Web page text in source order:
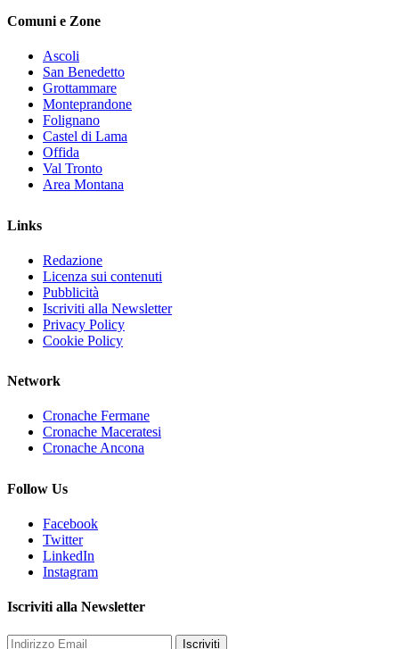
Comuni e Zone
Ascoli
San Benedetto
Grottammare
Monteprandone
Folignano
Castel di Lama
Offida
Val Tronto
Area Montana
Links
Redazione
Licenza sui contenuti
Pubblicità
Iscriviti alla Newsletter
Privacy Policy
Cookie Policy
Network
Cronache Fermane
Cronache Maceratesi
Cronache Ancona
Follow Us
Facebook
Twitter
LinkedIn
Instagram
Iscriviti alla Newsletter
Iscriviti